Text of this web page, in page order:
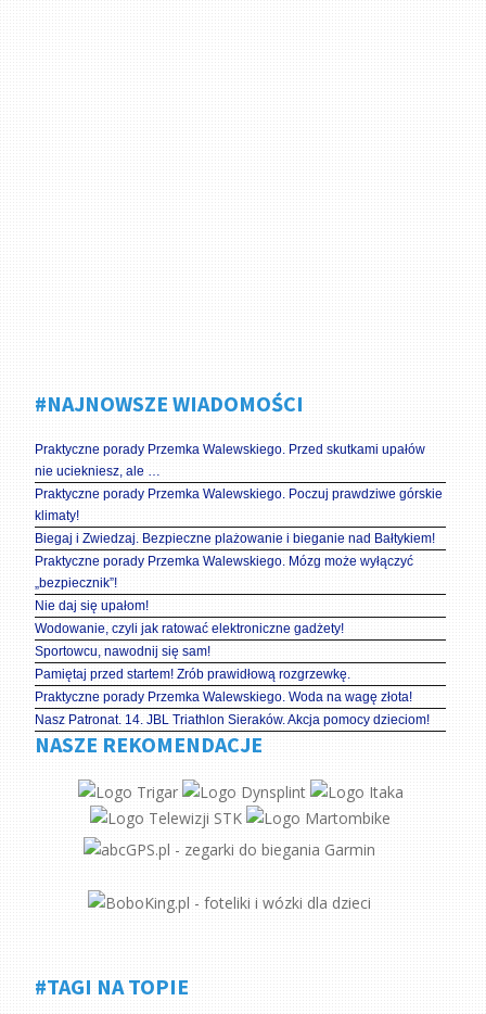
#NAJNOWSZE WIADOMOŚCI
Praktyczne porady Przemka Walewskiego. Przed skutkami upałów
nie uciekniesz, ale …
Praktyczne porady Przemka Walewskiego. Poczuj prawdziwe górskie
klimaty!
Biegaj i Zwiedzaj. Bezpieczne plażowanie i bieganie nad Bałtykiem!
Praktyczne porady Przemka Walewskiego. Mózg może wyłączyć
„bezpiecznik”!
Nie daj się upałom!
Wodowanie, czyli jak ratować elektroniczne gadżety!
Sportowcu, nawodnij się sam!
Pamiętaj przed startem! Zrób prawidłową rozgrzewkę.
Praktyczne porady Przemka Walewskiego. Woda na wagę złota!
Nasz Patronat. 14. JBL Triathlon Sieraków. Akcja pomocy dzieciom!
NASZE REKOMENDACJE
#TAGI NA TOPIE